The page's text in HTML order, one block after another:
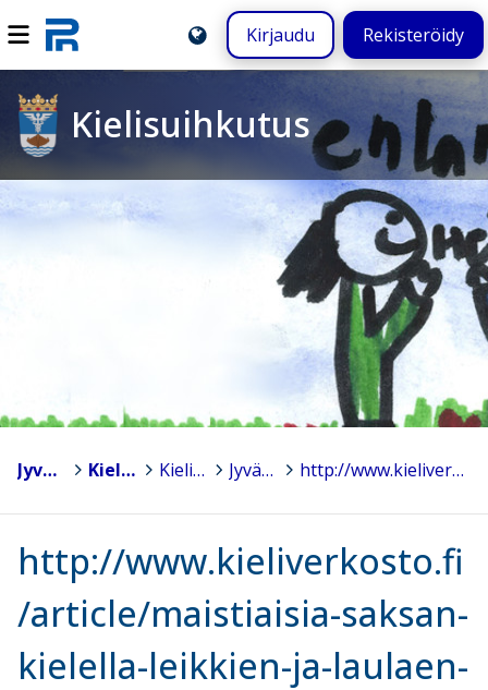
Kirjaudu Rekisteröidy
Kielisuihkutus
Jyväskylä Kielisuihkutus Kielisuihkutus Jyväskylässä > Jyväskylän kielisuihkutuksesta mediassa > http://www.kieliverkosto.fi/article/maistiaisia-saksan-kielella-leikkien-ja-laulaen-kielisuihkutusta-jyskassa/
http://www.kieliverkosto.fi
/article/maistiaisia-saksan-
kielella-leikkien-ja-laulaen-